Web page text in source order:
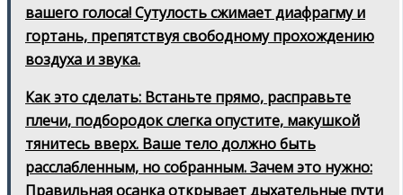
вашего голоса! Сутулость сжимает диафрагму и
гортань, препятствуя свободному прохождению
воздуха и звука.
Как это сделать: Встаньте прямо, расправьте
плечи, подбородок слегка опустите, макушкой
тянитесь вверх. Ваше тело должно быть
расслабленным, но собранным. Зачем это нужно:
Правильная осанка открывает дыхательные пути